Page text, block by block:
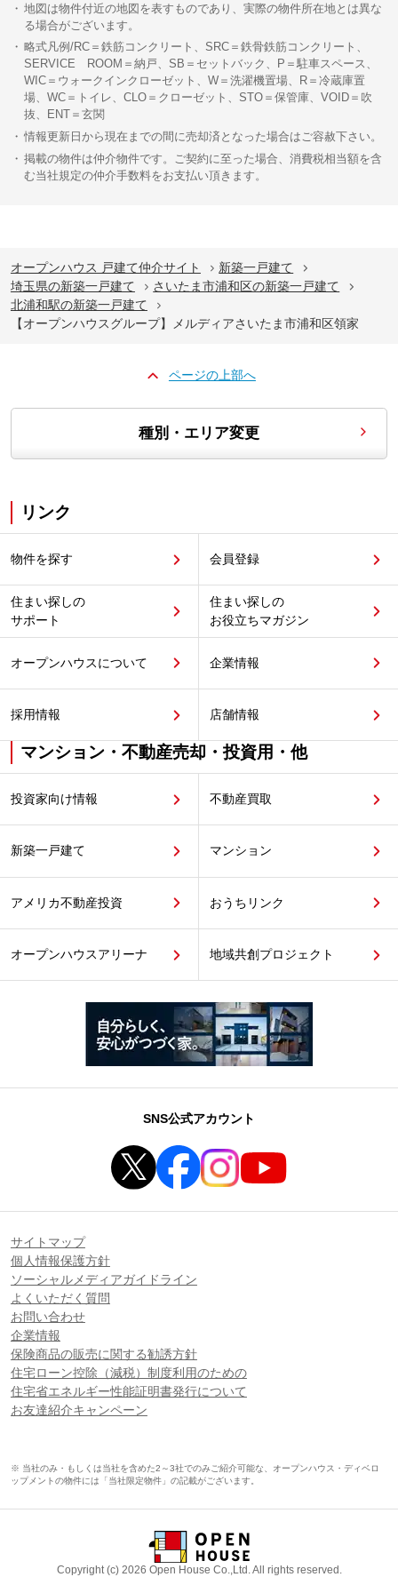
地図は物件付近の地図を表すものであり、実際の物件所在地とは異な
る場合がございます。
略式凡例/RC＝鉄筋コンクリート、SRC＝鉄骨鉄筋コンクリート、
SERVICE ROOM＝納戸、SB＝セットバック、P＝駐車スペース、
WIC＝ウォークインクローゼット、W＝洗濯機置場、R＝冷蔵庫置
場、WC＝トイレ、CLO＝クローゼット、STO＝保管庫、VOID＝吹
抜、ENT＝玄関
情報更新日から現在までの間に売却済となった場合はご容赦下さい。
掲載の物件は仲介物件です。ご契約に至った場合、消費税相当額を含
む当社規定の仲介手数料をお支払い頂きます。
オープンハウス 戸建て仲介サイト
新築一戸建て
埼玉県の新築一戸建て
さいたま市浦和区の新築一戸建て
北浦和駅の新築一戸建て
【オープンハウスグループ】メルディアさいたま市浦和区領家
ページの上部へ
種別・エリア変更
リンク
物件を探す 会員登録
住まい探しの
サポート
住まい探しの
お役立ちマガジン
オープンハウスについて 企業情報
採用情報 店舗情報
マンション・不動産売却・投資用・他
投資家向け情報 不動産買取
新築一戸建て マンション
アメリカ不動産投資 おうちリンク
オープンハウスアリーナ 地域共創プロジェクト
SNS公式アカウント
サイトマップ
個人情報保護方針
ソーシャルメディアガイドライン
よくいただく質問
お問い合わせ
企業情報
保険商品の販売に関する勧誘方針
住宅ローン控除（減税）制度利用のための
住宅省エネルギー性能証明書発行について
お友達紹介キャンペーン
※ 当社のみ・もしくは当社を含めた2～3社でのみご紹介可能な、オープンハウス・ディベロ
ップメントの物件には「当社限定物件」の記載がございます。
Copyright (c) 2026 Open House Co.,Ltd. All rights reserved.